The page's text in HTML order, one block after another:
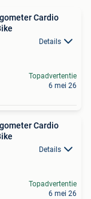
Cardio
Details
Topadvertentie
6 mei 26
Cardio
Details
Topadvertentie
6 mei 26